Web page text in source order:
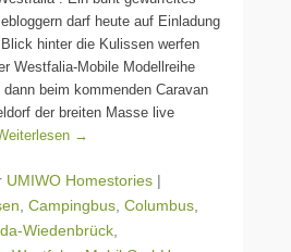
darf heute auf Einladung
hinter die Kulissen werfen
Westfalia-Mobile Modellreihe
beim kommenden Caravan
der breiten Masse live
→
UMIWO Homestories |
Campingbus Columbus
Wiedenbrück